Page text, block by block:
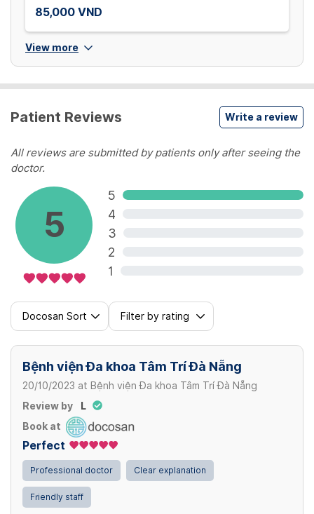
85,000 VND
View more
Patient Reviews Write a review
All reviews are submitted by patients only after seeing the
doctor.
5
5
4
3
2
1
Docosan Sort Filter by rating
Bệnh viện Đa khoa Tâm Trí Đà Nẵng
20/10/2023 at Bệnh viện Đa khoa Tâm Trí Đà Nẵng
Review by
L
Book at
Perfect
Professional doctor Clear explanation
Friendly staff